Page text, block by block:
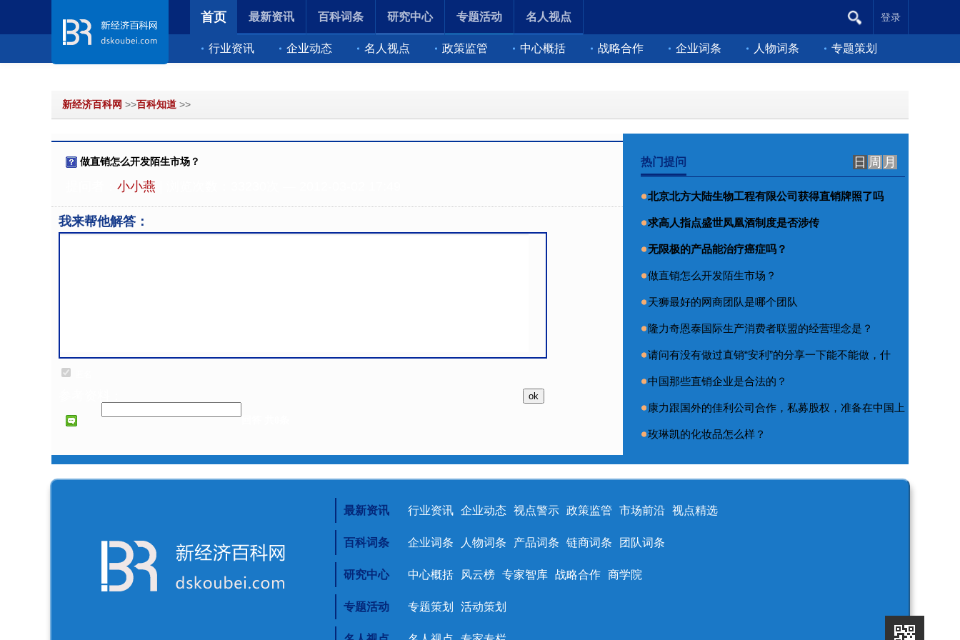
首页
行业资讯 企业动态 名人视点 政策监管 中心概括 战略合作 企业词条 人物词条 专题策划
最新资讯 百科词条 研究中心 专题活动 名人视点 登录
新经济百科网 >>百科知道 >>
做直销怎么开发陌生市场？
小小燕
我来帮他解答：
热门提问 日 周 月
北京北方大陆生物工程有限公司获得直销牌照了吗
求高人指点盛世凤凰酒制度是否涉传
无限极的产品能治疗癌症吗？
做直销怎么开发陌生市场？
天狮最好的网商团队是哪个团队
隆力奇恩泰国际生产消费者联盟的经营理念是？
请问有没有做过直销“安利”的分享一下能不能做，什
中国那些直销企业是合法的？
康力跟国外的佳利公司合作，私募股权，准备在中国上
玫琳凯的化妆品怎么样？
最新资讯 行业资讯 企业动态 视点警示 政策监管 市场前沿 视点精选
百科词条 企业词条 人物词条 产品词条 链商词条 团队词条
研究中心 中心概括 风云榜 专家智库 战略合作 商学院
专题活动 专题策划 活动策划